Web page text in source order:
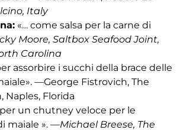
Italy
«… come salsa per la carne di
Moore, Saltbox Seafood Joint,
Carolina
assorbire i succhi della brace delle
—George Fistrovich, The
Naples, Florida
un chutney veloce per le
maiale ». —Michael Breese, The